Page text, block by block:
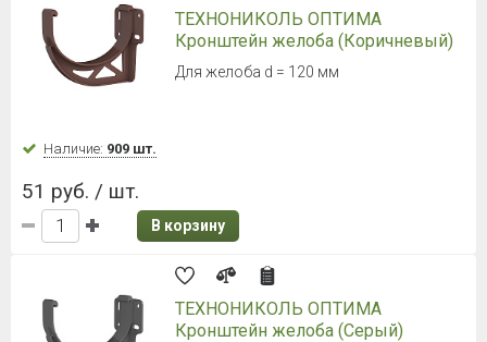
ТЕХНОНИКОЛЬ ОПТИМА
Кронштейн желоба (Коричневый)
Для желоба d = 120 мм
Наличие: 909 шт.
51 руб. / шт.
В корзину
ТЕХНОНИКОЛЬ ОПТИМА
Кронштейн желоба (Серый)